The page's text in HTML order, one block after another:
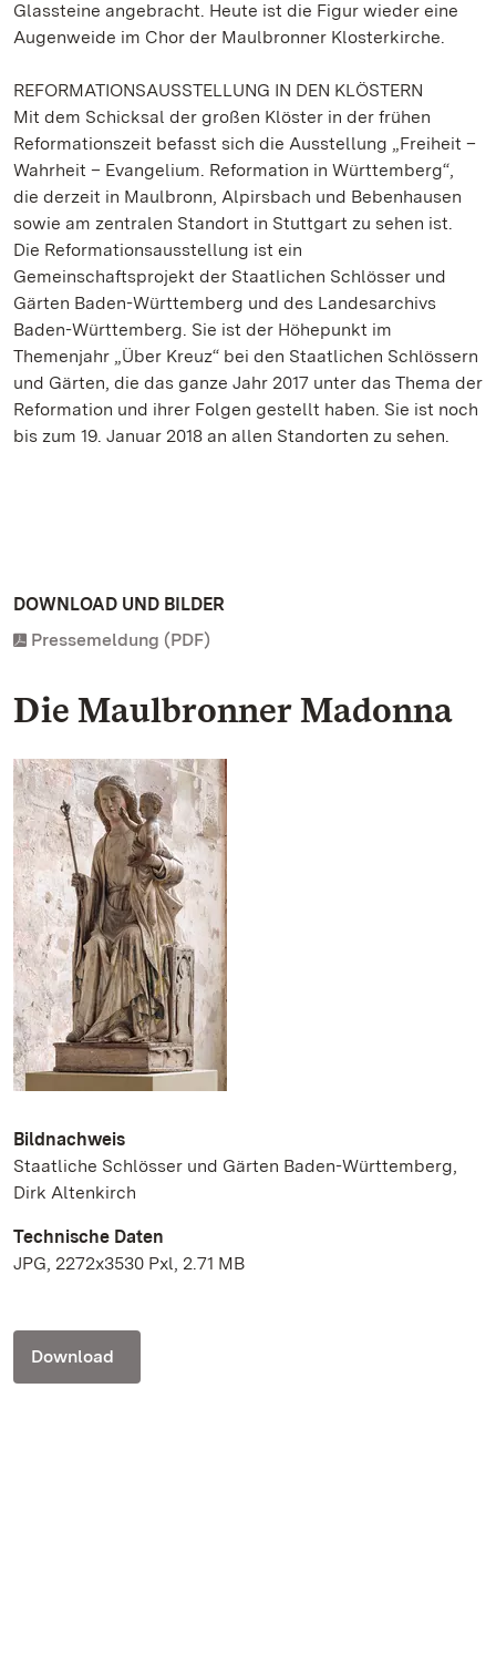
Glassteine angebracht. Heute ist die Figur wieder eine
Augenweide im Chor der Maulbronner Klosterkirche.
REFORMATIONSAUSSTELLUNG IN DEN KLÖSTERN
Mit dem Schicksal der großen Klöster in der frühen
Reformationszeit befasst sich die Ausstellung „Freiheit –
Wahrheit – Evangelium. Reformation in Württemberg“,
die derzeit in Maulbronn, Alpirsbach und Bebenhausen
sowie am zentralen Standort in Stuttgart zu sehen ist.
Die Reformationsausstellung ist ein
Gemeinschaftsprojekt der Staatlichen Schlösser und
Gärten Baden-Württemberg und des Landesarchivs
Baden-Württemberg. Sie ist der Höhepunkt im
Themenjahr „Über Kreuz“ bei den Staatlichen Schlössern
und Gärten, die das ganze Jahr 2017 unter das Thema der
Reformation und ihrer Folgen gestellt haben. Sie ist noch
bis zum 19. Januar 2018 an allen Standorten zu sehen.
DOWNLOAD UND BILDER
Pressemeldung (PDF)
Die Maulbronner Madonna
Bildnachweis
Staatliche Schlösser und Gärten Baden-Württemberg,
Dirk Altenkirch
Technische Daten
JPG, 2272x3530 Pxl, 2.71 MB
Download